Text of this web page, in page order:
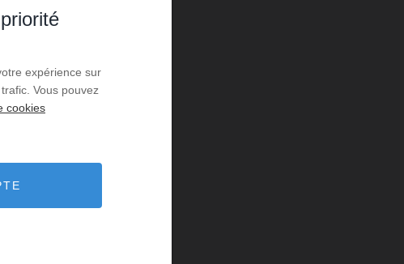
expérience sur
Vous pouvez
cookies